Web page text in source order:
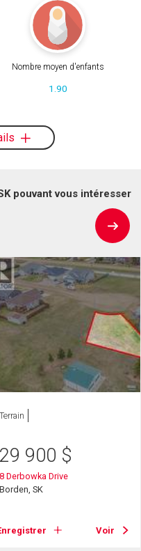
Nombre moyen d'enfants
1.90
pouvant vous intéresser
Terrain
29 900 $
8 Derbowka Drive
Borden, SK
Voir